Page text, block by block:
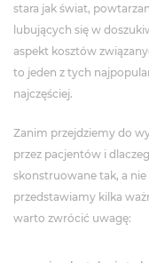
stara jak świat,
lubujących się w
aspekt kosztów
to jeden z tych
najczęściej.
Zanim przejdziemy do
przez pacjentów i
skonstruowane tak, a nie
przedstawiamy kilka
warto zwrócić uwagę: